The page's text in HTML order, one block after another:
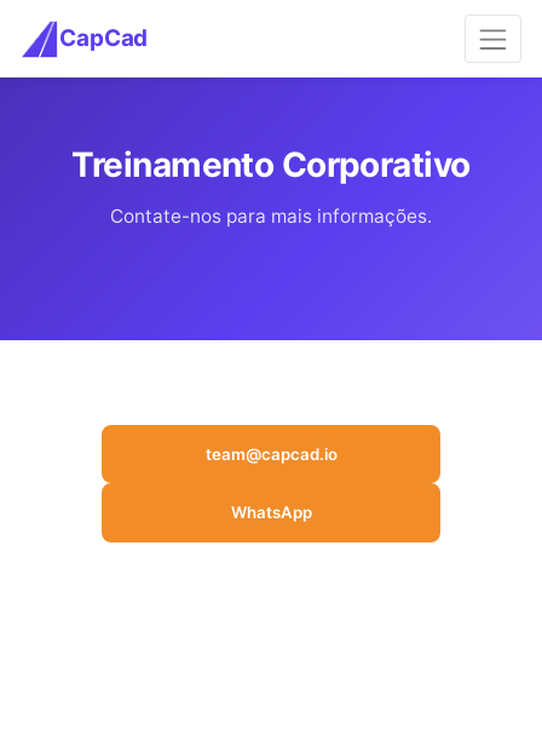
CapCad
Treinamento Corporativo
Contate-nos para mais informações.
team@capcad.io
WhatsApp